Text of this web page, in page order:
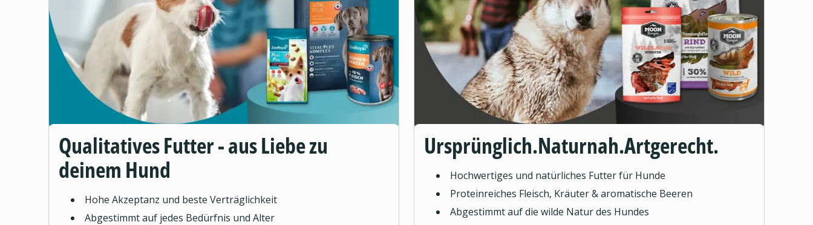
Qualitatives Futter - aus Liebe zu
deinem Hund
Hohe Akzeptanz und beste Verträglichkeit
Abgestimmt auf jedes Bedürfnis und Alter
Ursprünglich.Naturnah.Artgerecht.
Hochwertiges und natürliches Futter für Hunde
Proteinreiches Fleisch, Kräuter & aromatische Beeren
Abgestimmt auf die wilde Natur des Hundes